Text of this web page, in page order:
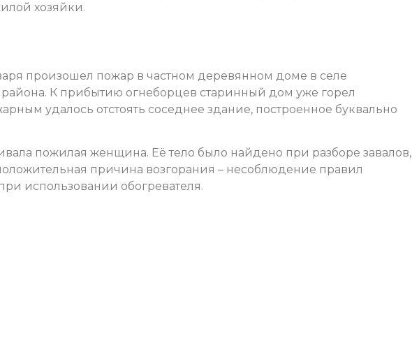
хозяйки.
произошел пожар в частном деревянном доме в селе
К прибытию огнеборцев старинный дом уже горел
удалось отстоять соседнее здание, построенное буквально
пожилая женщина. Её тело было найдено при разборе завалов,
причина возгорания – несоблюдение правил
использовании обогревателя.